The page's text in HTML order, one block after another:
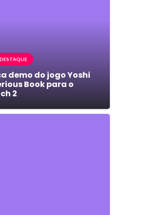
DESTAQUE
demo do jogo Yoshi
Book para o
2